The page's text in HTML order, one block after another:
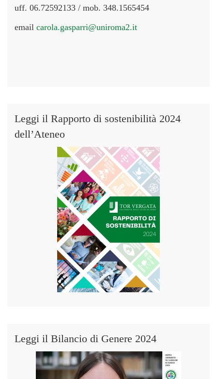
uff. 06.72592133 / mob. 348.1565454
email carola.gasparri@uniroma2.it
Leggi il Rapporto di sostenibilità 2024
dell’Ateneo
Leggi il Bilancio di Genere 2024